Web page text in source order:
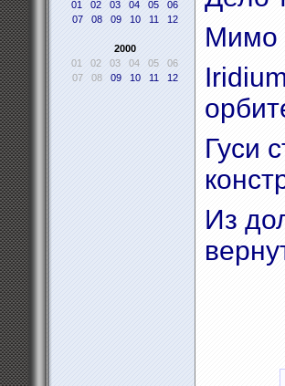
01
02 03 04 05
06
07
08 09 10 11 12
2000
01
02 03 04 05
06
07
08 09 10 11 12
Мимо
Гуси
Из